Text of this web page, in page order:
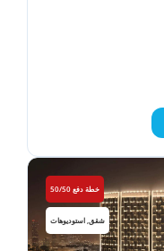
خطة دفع 50/50
شقق, استوديوهات